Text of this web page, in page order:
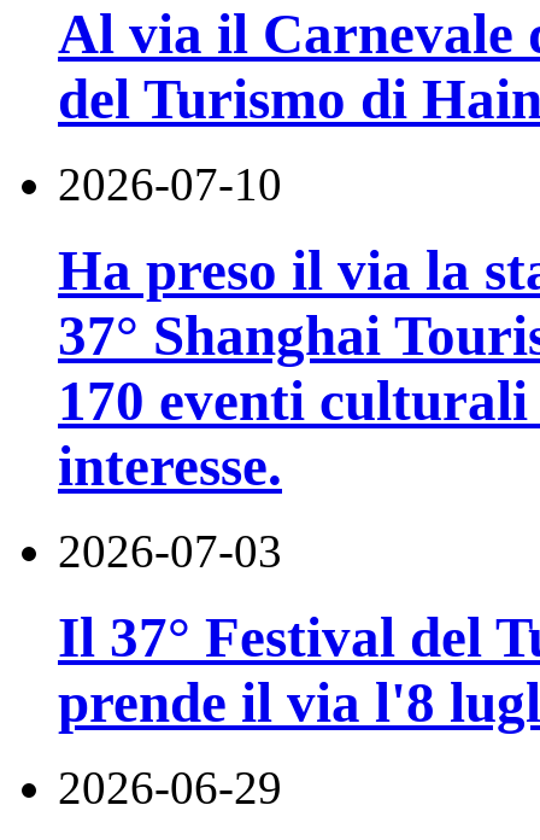
Al via il Carnevale
del Turismo di
2026-07-10
Ha preso il via la
37° Shanghai
170 eventi
interesse.
2026-07-03
Il 37° Festival del
prende il via l'8
2026-06-29